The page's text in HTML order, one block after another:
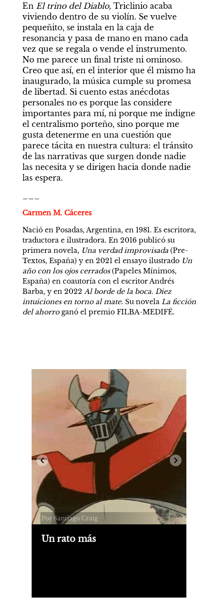
En El trino del Diablo, Triclinio acaba
viviendo dentro de su violín. Se vuelve
pequeñito, se instala en la caja de
resonancia y pasa de mano en mano cada
vez que se regala o vende el instrumento.
No me parece un final triste ni ominoso.
Creo que así, en el interior que él mismo ha
inaugurado, la música cumple su promesa
de libertad. Si cuento estas anécdotas
personales no es porque las considere
importantes para mí, ni porque me indigne
el centralismo porteño, sino porque me
gusta detenerme en una cuestión que
parece tácita en nuestra cultura: el tránsito
de las narrativas que surgen donde nadie
las necesita y se dirigen hacia donde nadie
las espera.
Carmen M. Cáceres
Nació en Posadas, Argentina, en 1981. Es escritora,
traductora e ilustradora. En 2016 publicó su
primera novela, Una verdad improvisada (Pre-
Textos, España) y en 2021 el ensayo ilustrado Un
año con los ojos cerrados (Papeles Mínimos,
España) en coautoría con el escritor Andrés
Barba, y en 2022 Al borde de la boca. Diez
intuiciones en torno al mate. Su novela La ficción
del ahorro ganó el premio FILBA-MEDIFÉ.
Por Santiago Craig
Un rato más